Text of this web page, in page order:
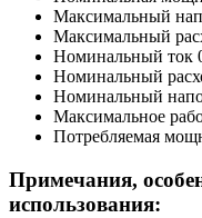
Максимальный
Максимальный
Номинальный ток
Номинальный
Номинальный
Максимальное
Потребляемая
Примечания,
использования: